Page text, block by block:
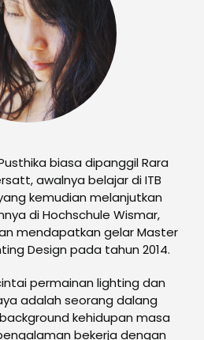
biasa dipanggil Rara
awalnya belajar di ITB
kemudian melanjutkan
di Hochschule Wismar,
mendapatkan gelar Master
Design pada tahun 2014.
permainan lighting dan
adalah seorang dalang
kehidupan masa
bekerja dengan